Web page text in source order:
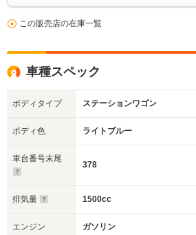
この販売店の在庫一覧
車種スペック
ボディタイプ ステーションワゴン
ボディ色 ライトブルー
車台番号末尾
378
排気量 1500cc
エンジン ガソリン